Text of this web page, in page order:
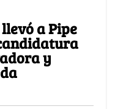
a Pipe
y